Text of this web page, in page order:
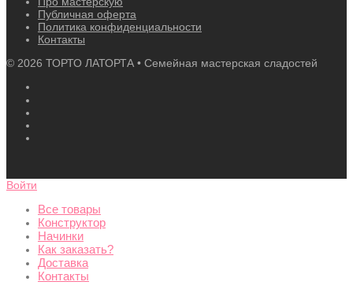
Публичная оферта
Политика конфиденциальности
Контакты
© 2026 ТОРТО ЛАТОРТА • Семейная мастерская сладостей
Войти
Все товары
Конструктор
Начинки
Как заказать?
Доставка
Контакты